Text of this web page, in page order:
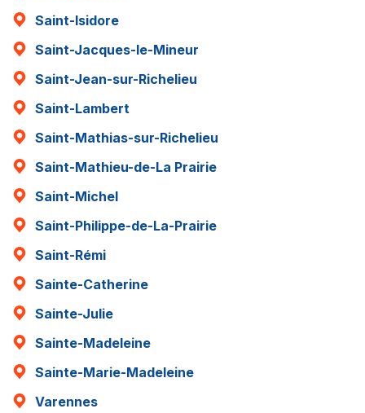
Saint-Isidore
Saint-Jacques-le-Mineur
Saint-Jean-sur-Richelieu
Saint-Lambert
Saint-Mathias-sur-Richelieu
Saint-Mathieu-de-La Prairie
Saint-Michel
Saint-Philippe-de-La-Prairie
Saint-Rémi
Sainte-Catherine
Sainte-Julie
Sainte-Madeleine
Sainte-Marie-Madeleine
Varennes